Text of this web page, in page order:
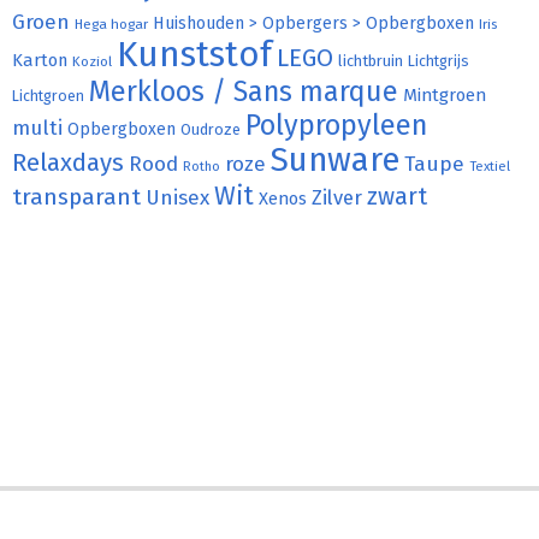
Groen Hega hogar Huishouden > Opbergers > Opbergboxen Iris
Karton Koziol Kunststof LEGO lichtbruin Lichtgrijs
Lichtgroen Merkloos / Sans marque Mintgroen
multi Opbergboxen Oudroze Polypropyleen
Relaxdays Rood Rotho roze Sunware Taupe Textiel
transparant UnisexWit Xenos Zilver zwart